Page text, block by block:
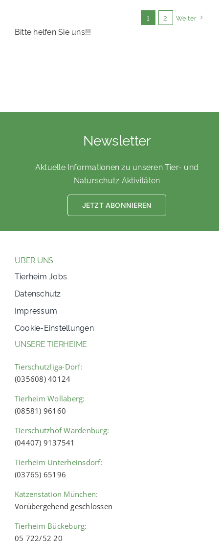
1 2 Weiter
Bitte helfen Sie uns!!!
Newsletter
Aktuelle Informationen zu unseren Tier- und
Naturschutz Aktivitäten
JETZT ABONNIEREN
ÜBER UNS
Tierheim Jobs
Datenschutz
Impressum
Cookie-Einstellungen
UNSERE TIERHEIME
Tierschutzliga-Dorf:
(035608) 40124
Tierheim Wollaberg:
(08581) 96160
Tierschutzhof Wardenburg:
(04407) 9137541
Tierheim Unterheinsdorf:
(03765) 65196
Katzenstation München:
Vorübergehend geschlossen
Tierheim Bückeburg:
05 722/52 20